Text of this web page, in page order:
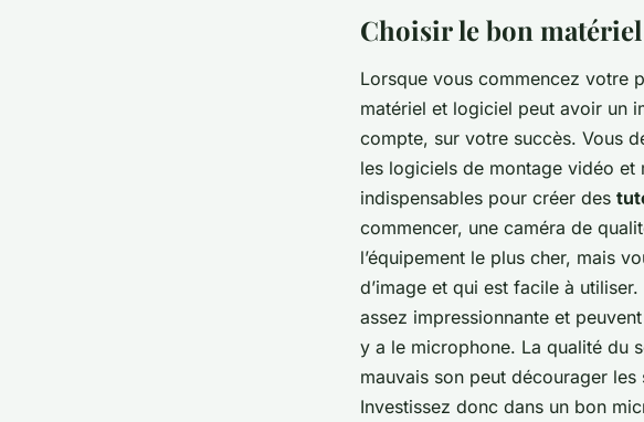
Choisir le bon
Lorsque vous commencez votre
matériel et logiciel peut avoir un
compte, sur votre succès. Vous
les logiciels de montage vidéo
indispensables pour créer des
commencer, une caméra de
l’équipement le plus cher, mais
d’image et qui est facile à
assez impressionnante et
y a le microphone. La qualité du
mauvais son peut décourager
Investissez donc dans un bon